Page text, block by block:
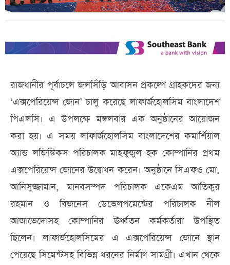
রাজধানীর পূর্বাচলে জলসিঁড়ি আবাসন প্রকল্পে গ্রাহকদের জন্য
‘এক্সপেরিয়েন্স জোন’ চালু করেছে লাফার্জহোলসিম বাংলাদেশ
পিএলসি। এ উপলক্ষে মঙ্গলবার এক অনুষ্ঠানের আয়োজন
করা হয়। এ সময় লাফার্জহোলসিম বাংলাদেশের কমার্শিয়াল
অ্যান্ড লজিস্টিকস পরিচালক মাহফুজুল হক কোম্পানির প্রথম
এক্সপেরিয়েন্স জোনের উদ্বোধন করেন। অনুষ্ঠানে সিএফও মো.
আনিসুজ্জামান, মানবসম্পদ পরিচালক একেএম আতিকুর
রহমান ও বিজনেস ডেভেলপমেন্টের পরিচালক নীল
আজাভেদোসহ কোম্পানির ঊর্ধ্বতন কর্মকর্তারা উপস্থিত
ছিলেন। লাফার্জহোলসিমের এ এক্সপেরিয়েন্স জোনে স্থান
পেয়েছে সিমেন্টসহ বিভিন্ন ধরনের নির্মাণ সামগ্রী। এখান থেকে